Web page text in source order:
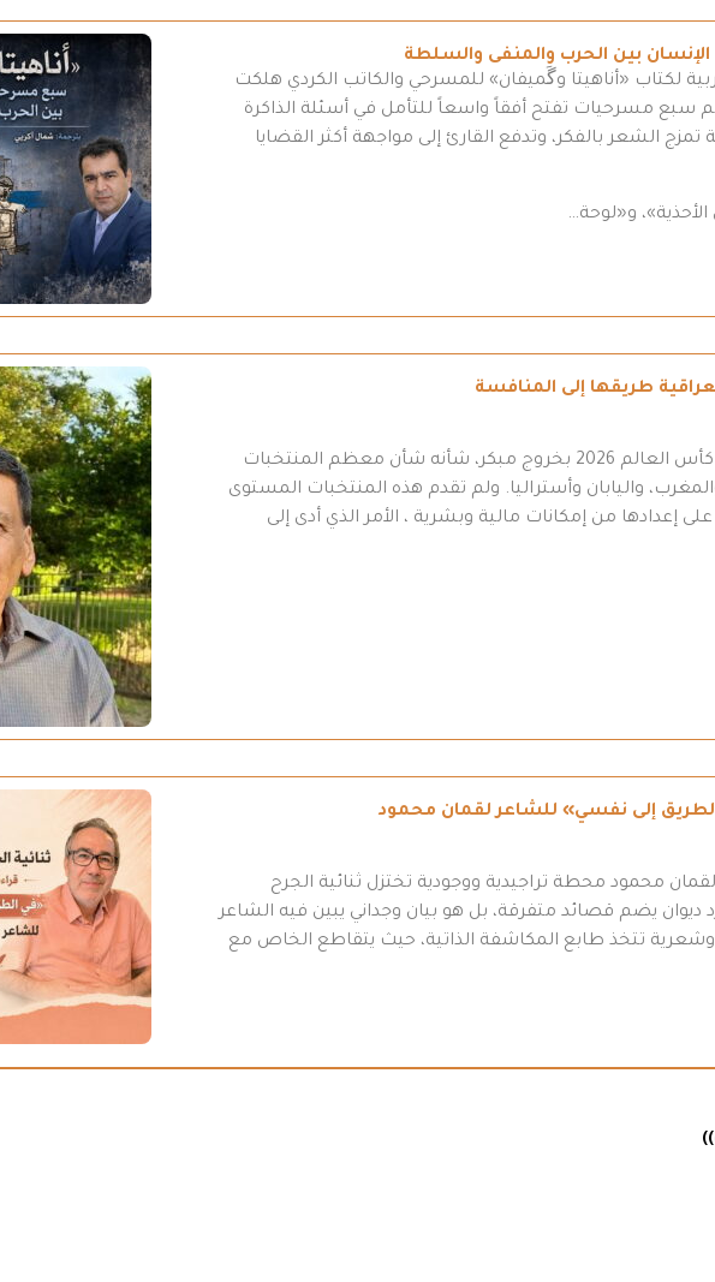
بين الحرب والمنفى والسلطة
لكتاب «أناهيتا وگَميفان» للمسرحي والكاتب الكردي هلكت
سبع مسرحيات تفتح أفقاً واسعاً للتأمل في أسئلة الذاكرة
الشعر بالفكر، وتدفع القارئ إلى مواجهة أكثر القضايا
و«لوحة…
انتهت مشاركة المنتخب العراقي في نهائيات كأس العالم 2026 بخروج مبكر، شأنه شأن معظم المنتخبات
واليابان وأستراليا. ولم تقدم هذه المنتخبات المستوى
إعدادها من إمكانات مالية وبشرية ، الأمر الذي أدى إلى
الطريق إلى نفسي» للشاعر لقمان محمود
محمود محطة تراجيدية ووجودية تختزل ثنائية الجرح
يضم قصائد متفرقة، بل هو بيان وجداني يبين فيه الشاعر
وشعرية تتخذ طابع المكاشفة الذاتية، حيث يتقاطع الخاص مع